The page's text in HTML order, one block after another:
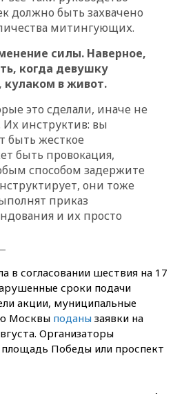
должно быть захвачено
митингующих.
силы. Наверное,
когда девушку
кулаком в живот.
это сделали, иначе не
инструктив: вы
быть жесткое
быть провокация,
способом задержите
они тоже
приказ
и их просто
в согласовании шествия на 17
сроки подачи
акции, муниципальные
Москвы поданы заявки на
Организаторы
Победы или проспект